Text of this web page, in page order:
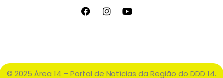
© 2025 Área 14 – Portal de Notícias da Região do DDD 14.